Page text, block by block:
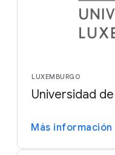
LUXEMBURGO
Universidad
Más información